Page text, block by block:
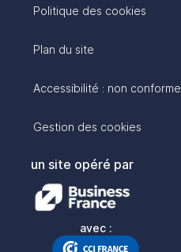
Politique des cookies
Plan du site
Accessibilité : non conforme
Gestion des cookies
un site opéré par
avec :